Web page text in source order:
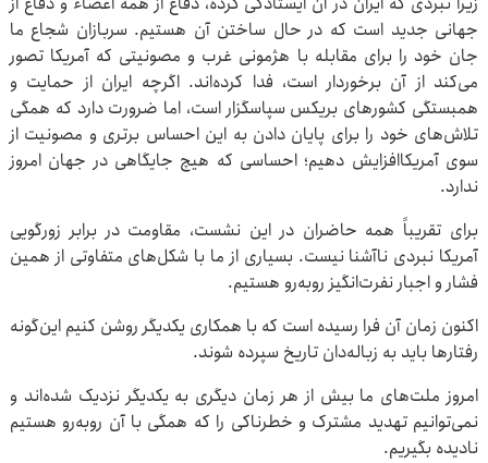
جهانی جدید است که در حال ساختن آن هستیم. سربازان شجاع ما
جان خود را برای مقابله با هژمونی غرب و مصونیتی که آمریکا تصور
می‌کند از آن برخوردار است، فدا کرده‌اند. اگرچه ایران از حمایت و
همبستگی کشورهای بریکس سپاسگزار است، اما ضرورت دارد که همگی
تلاش‌های خود را برای پایان دادن به این احساس برتری و مصونیت از
سوی آمریکاافزایش دهیم؛ احساسی که هیچ جایگاهی در جهان امروز
ندارد.
برای تقریباً همه حاضران در این نشست، مقاومت در برابر زورگویی
آمریکا نبردی ناآشنا نیست. بسیاری از ما با شکل‌های متفاوتی از همین
فشار و اجبار نفرت‌انگیز روبه‌رو هستیم.
اکنون زمان آن فرا رسیده است که با همکاری یکدیگر روشن کنیم این‌گونه
رفتارها باید به زباله‌دان تاریخ سپرده شوند.
امروز ملت‌های ما بیش از هر زمان دیگری به یکدیگر نزدیک شده‌اند و
نمی‌توانیم تهدید مشترک و خطرناکی را که همگی با آن روبه‌رو هستیم
نادیده بگیریم.